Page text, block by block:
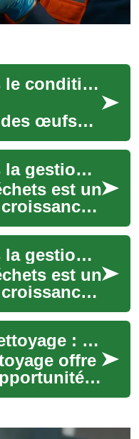
Les emplois dans le conditionnement des œufs : un secteur en pleine croissance
œufs
offre de
et dans...
Les emplois dans la gestion des déchets : Une carrière au service de l'environnement
est un
Les emplois dans la gestion des déchets : opportunités et perspectives
est un
Les emplois de nettoyage : Une opportunité professionnelle en pleine croissance
offre
bureaux